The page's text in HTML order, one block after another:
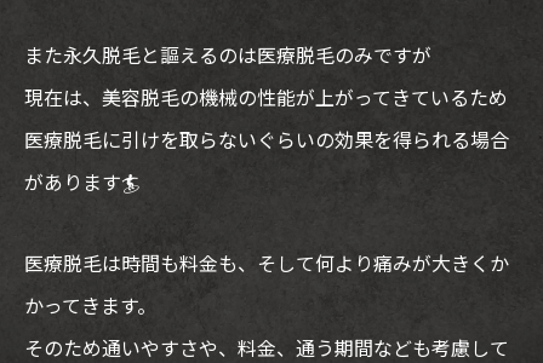
また永久脱毛と謳えるのは医療脱毛のみですが
現在は、美容脱毛の機械の性能が上がってきているため
医療脱毛に引けを取らないぐらいの効果を得られる場合
があります🏄
医療脱毛は時間も料金も、そして何より痛みが大きくか
かってきます。
そのため通いやすさや、料金、通う期間なども考慮して